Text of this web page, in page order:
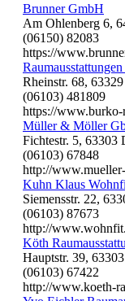
Brunner GmbH
Am Ohlenberg 6,
(06150) 82083
https://
Rheinstr. 68,
(06103) 481809
https://www.burko-
Müller & Möller
Fichtestr. 5, 63303
(06103) 67848
http://
Kuhn Klaus
Siemensstr. 22,
(06103) 87673
http://
Köth
Hauptstr. 39,
(06103) 67422
http://www.koeth-